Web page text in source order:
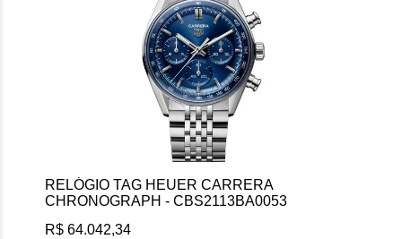
RELÓGIO TAG HEUER CARRERA
CHRONOGRAPH - CBS2113BA0053
R$ 64.042,34